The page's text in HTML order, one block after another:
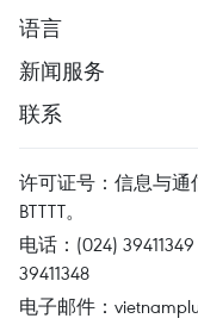
语言
新闻服务
联系
许可证号：信息与通
BTTTT。
电话：(024)
39411348
电子邮件：